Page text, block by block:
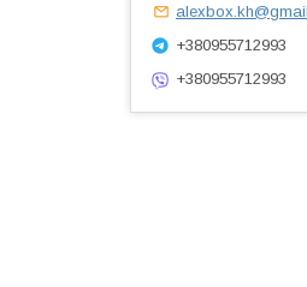
+380955712993
+380955712993